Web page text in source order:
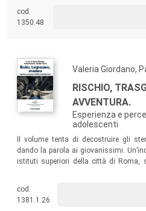
dalla loro filosofia di riferimento, dalla
dal rapporto con alcuni tipi di pazienti
cod.
1350.48
Valeria Giordano,
RISCHIO,
AVVENTURA.
Esperienza e
adolescenti
Il volume tenta di decostruire gli
dando la parola ai giovanissimi.
istituti superiori della città di Roma,
studenti tra i 14 e i 20 anni,
rappresentazione mediatica dei
per nuove e più documentate
cod.
1381.1.26